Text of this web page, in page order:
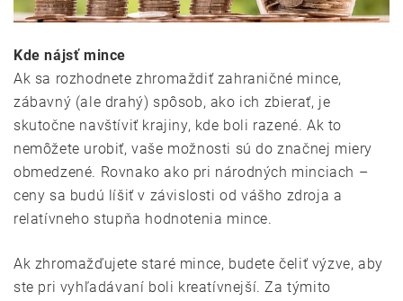
Kde nájsť mince
Ak sa rozhodnete zhromaždiť zahraničné mince,
zábavný (ale drahý) spôsob, ako ich zbierať, je
skutočne navštíviť krajiny, kde boli razené. Ak to
nemôžete urobiť, vaše možnosti sú do značnej miery
obmedzené. Rovnako ako pri národných minciach –
ceny sa budú líšiť v závislosti od vášho zdroja a
relatívneho stupňa hodnotenia mince.
Ak zhromažďujete staré mince, budete čeliť výzve, aby
ste pri vyhľadávaní boli kreatívnejší. Za týmito